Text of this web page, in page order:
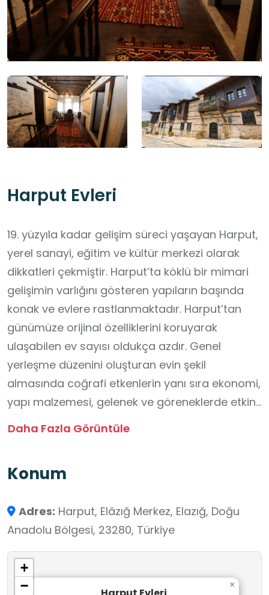
Harput Evleri
19. yüzyıla kadar gelişim süreci yaşayan Harput,
yerel sanayi, eğitim ve kültür merkezi olarak
dikkatleri çekmiştir. Harput’ta köklü bir mimari
gelişimin varlığını gösteren yapıların başında
konak ve evlere rastlanmaktadır. Harput’tan
günümüze orijinal özelliklerini koruyarak
ulaşabilen ev sayısı oldukça azdır. Genel
yerleşme düzenini oluşturan evin şekil
almasında coğrafi etkenlerin yanı sıra ekonomi,
yapı malzemesi, gelenek ve göreneklerde etkin
rol oynamıştır (Yünkül, 2005). Yakın bir geçmişe
fonksiyonunu yitirmesine rağmen, tarihi anıt ve
çekici faktörlerin birçoğuna sahiptir (Günek ve
Karadoğan, 1998).
Kültürel mirasa ve doğal değerlere sahip
alanlarda, turizm, mimarlığı aktarma aracı
olarak değerlendirilmelidir.
Daha Fazla Görüntüle
Konum
Adres: Harput, Elâzığ Merkez, Elazığ, Doğu
Anadolu Bölgesi, 23280, Türkiye
×
+
−